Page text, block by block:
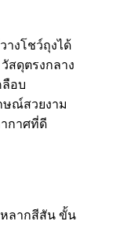
างโชว์ถุงได้
สดุตรงกลาง
ลือบ
ษณ์สวยงาม
กาศที่ดี